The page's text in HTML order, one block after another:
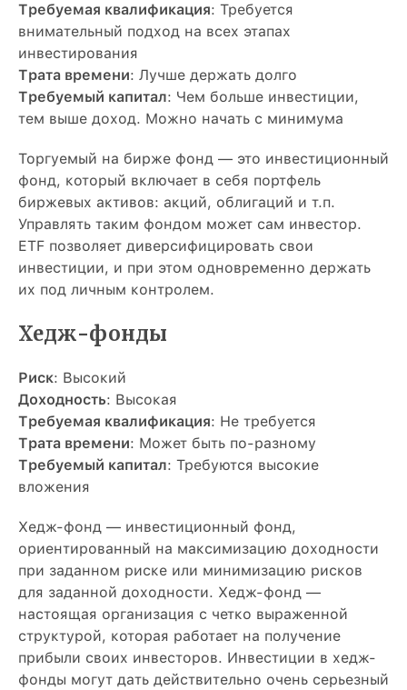
Требуемая квалификация: Требуется
внимательный подход на всех этапах
инвестирования
Трата времени: Лучше держать долго
Требуемый капитал: Чем больше инвестиции,
тем выше доход. Можно начать с минимума
Торгуемый на бирже фонд — это инвестиционный
фонд, который включает в себя портфель
биржевых активов: акций, облигаций и т.п.
Управлять таким фондом может сам инвестор.
ETF позволяет диверсифицировать свои
инвестиции, и при этом одновременно держать
их под личным контролем.
Хедж-фонды
Риск: Высокий
Доходность: Высокая
Требуемая квалификация: Не требуется
Трата времени: Может быть по-разному
Требуемый капитал: Требуются высокие
вложения
Хедж-фонд — инвестиционный фонд,
ориентированный на максимизацию доходности
при заданном риске или минимизацию рисков
для заданной доходности. Хедж-фонд —
настоящая организация с четко выраженной
структурой, которая работает на получение
прибыли своих инвесторов. Инвестиции в хедж-
фонды могут дать действительно очень серьезный